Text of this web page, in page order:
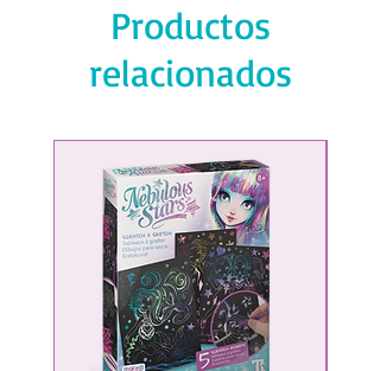
Productos
relacionados